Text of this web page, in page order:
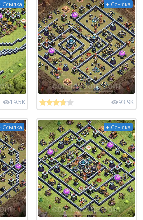
Ссылка
19.5K
+ Ссылка
93.9K
Ссылка + Ссылка